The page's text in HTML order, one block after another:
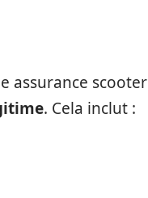
assurance scooter
. Cela inclut :